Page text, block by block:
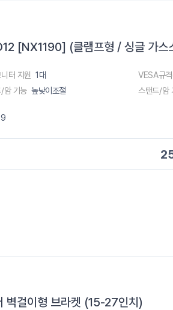
[NX1190] (클램프형 / 싱글 가스
터 지원 1대
암 기능 높낮이조절 스탠드/암
벽걸이형 브라켓 (15-27인치)